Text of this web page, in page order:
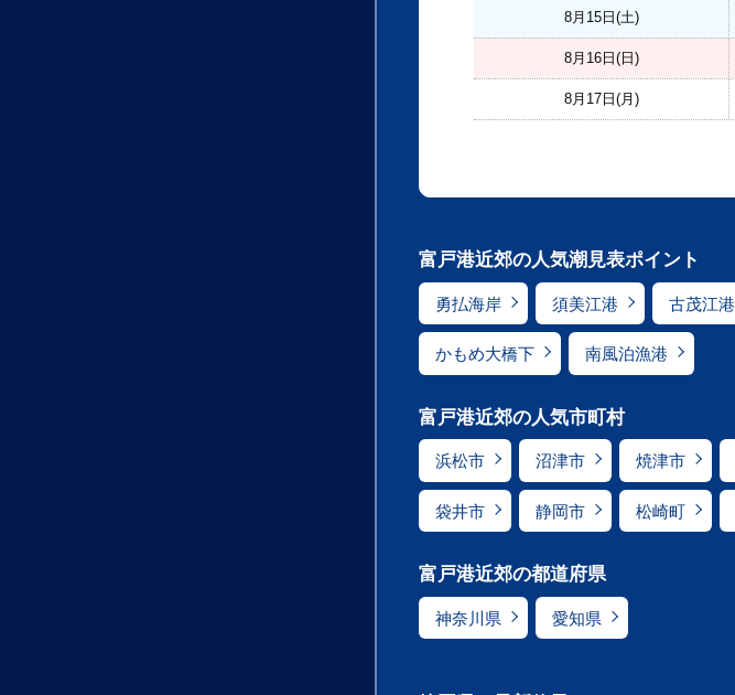
8月15日(土)
8月16日(日)
8月17日(月)
富戸港近郊の人気潮見表ポイント
勇払海岸 須美江港 古茂江港
かもめ大橋下 南風泊漁港
富戸港近郊の人気市町村
浜松市 沼津市 焼津市
袋井市 静岡市 松崎町
富戸港近郊の都道府県
神奈川県 愛知県